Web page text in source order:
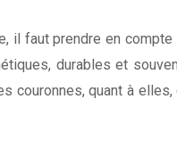
il faut prendre en
durables et
couronnes, quant à